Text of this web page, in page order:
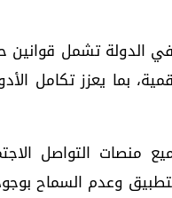
الدولة تشمل قوانين
بما يعزز تكامل
منصات التواصل
وعدم السماح